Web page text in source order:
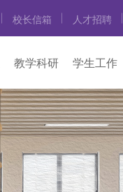
校长信箱 人才招聘
教学科研 学生工作